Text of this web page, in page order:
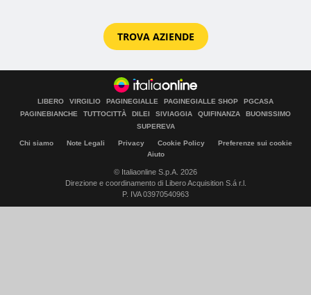
TROVA AZIENDE
LIBERO VIRGILIO PAGINEGIALLE PAGINEGIALLE SHOP
PGCASA
PAGINEBIANCHE
TUTTOCITTÀ DILEI SIVIAGGIA QUIFINANZA
BUONISSIMO
SUPEREVA
Chi siamo Note Legali Privacy Cookie Policy
Preferenze sui cookie
Aiuto
© Italiaonline S.p.A. 2026
Direzione e coordinamento di Libero Acquisition S.á r.l.
P. IVA 03970540963